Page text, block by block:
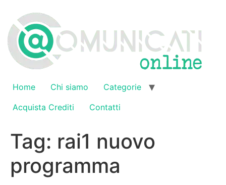
contenuto
Home Chi siamo
Categorie
Acquista Crediti
Contatti
Tag: rai1 nuovo
programma